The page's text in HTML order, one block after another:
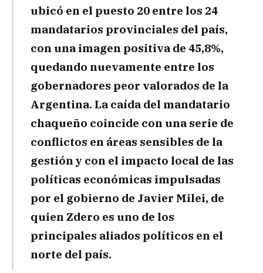
ubicó en el puesto 20 entre los 24
mandatarios provinciales del país,
con una imagen positiva de 45,8%,
quedando nuevamente entre los
gobernadores peor valorados de la
Argentina. La caída del mandatario
chaqueño coincide con una serie de
conflictos en áreas sensibles de la
gestión y con el impacto local de las
políticas económicas impulsadas
por el gobierno de Javier Milei, de
quien Zdero es uno de los
principales aliados políticos en el
norte del país.